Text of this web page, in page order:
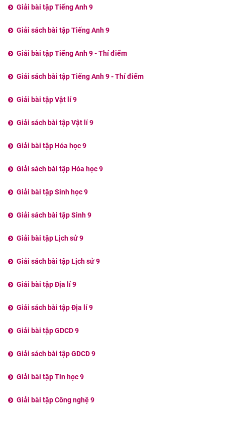
Giải bài tập Tiếng Anh 9
Giải sách bài tập Tiếng Anh 9
Giải bài tập Tiếng Anh 9 - Thí điểm
Giải sách bài tập Tiếng Anh 9 - Thí điểm
Giải bài tập Vật lí 9
Giải sách bài tập Vật lí 9
Giải bài tập Hóa học 9
Giải sách bài tập Hóa học 9
Giải bài tập Sinh học 9
Giải sách bài tập Sinh 9
Giải bài tập Lịch sử 9
Giải sách bài tập Lịch sử 9
Giải bài tập Địa lí 9
Giải sách bài tập Địa lí 9
Giải bài tập GDCD 9
Giải sách bài tập GDCD 9
Giải bài tập Tin học 9
Giải bài tập Công nghệ 9